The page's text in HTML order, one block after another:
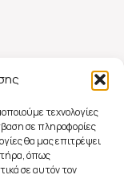
τεχνολογίες
σε πληροφορίες
θα μας επιτρέψει
όπως
σε αυτόν τον